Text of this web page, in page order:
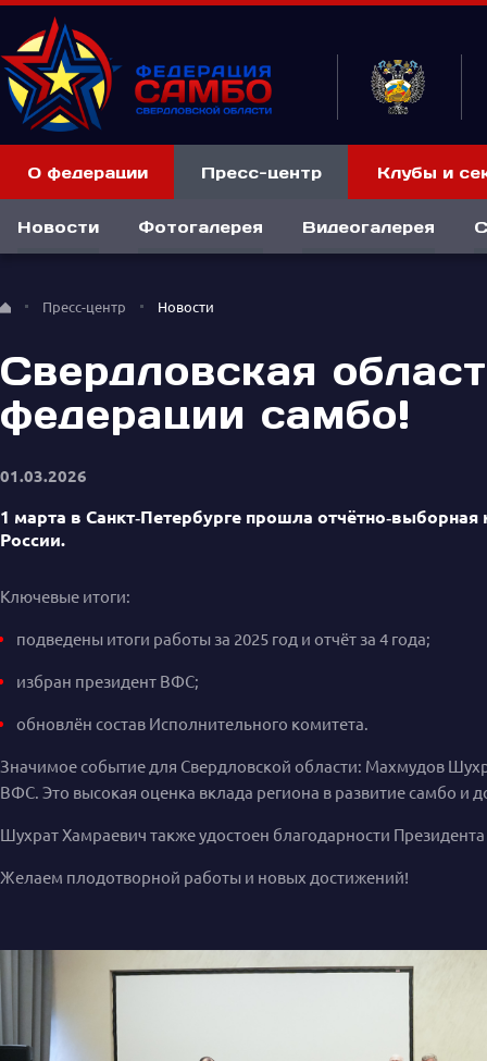
О федерации Пресс-центр
Новости Фотогалерея Видеогалерея
Клубы и
Пресс-центр Новости
Свердловская
федерации самбо!
01.03.2026
1 марта в Санкт‑Петербурге прошла
России.
Ключевые итоги:
подведены итоги работы за 2025 год и отчёт за 4 года;
избран президент ВФС;
обновлён состав Исполнительного комитета.
Значимое событие для Свердловской области: Махмудов
ВФС. Это высокая оценка вклада региона в развитие самбо и
Шухрат Хамраевич также удостоен благодарности
Желаем плодотворной работы и новых достижений!